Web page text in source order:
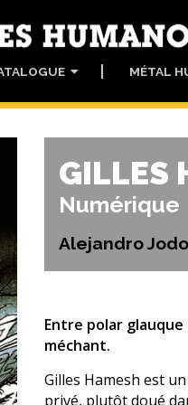
MÉTAL
GILLES
Numérique
Alejandro
Entre polar
méchant.
Gilles Hamesh est
privé, plutôt doué